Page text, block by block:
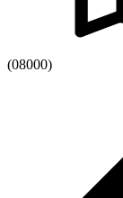
(08000)